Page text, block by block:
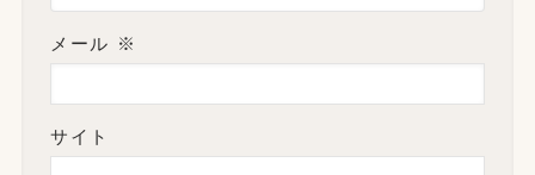
メール ※
サイト